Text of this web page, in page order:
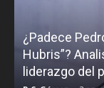
¿Padece
Hubris”?
liderazgo del